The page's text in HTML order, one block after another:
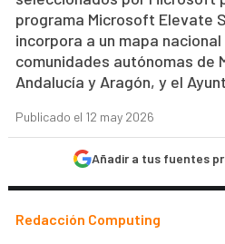
programa Microsoft Elevate
incorpora a un mapa
comunidades autónomas de
Andalucía y Aragón, y el
Publicado el 12 may 2026
Añadir a tus fuentes
Redacción Computing